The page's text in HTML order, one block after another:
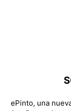
ePinto, una